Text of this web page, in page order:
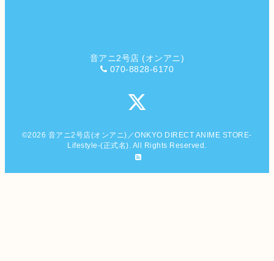
音アニ2号店 (オンアニ)
070-8828-6170
©2026 音アニ2号店(オンアニ)／ONKYO DIRECT ANIME STORE-
Lifestyle-(正式名). All Rights Reserved.